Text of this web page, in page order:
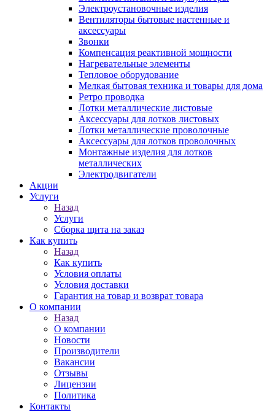
Электроустановочные изделия
Вентиляторы бытовые настенные и
аксессуары
Звонки
Компенсация реактивной мощности
Нагревательные элементы
Тепловое оборудование
Мелкая бытовая техника и товары для дома
Ретро проводка
Лотки металлические листовые
Аксессуары для лотков листовых
Лотки металлические проволочные
Аксессуары для лотков проволочных
Монтажные изделия для лотков
металлических
Электродвигатели
Акции
Услуги
Назад
Услуги
Сборка щита на заказ
Как купить
Назад
Как купить
Условия оплаты
Условия доставки
Гарантия на товар и возврат товара
О компании
Назад
О компании
Новости
Производители
Вакансии
Отзывы
Лицензии
Политика
Контакты